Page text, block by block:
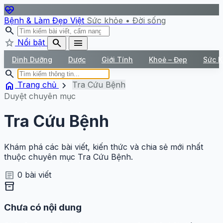
ecg_heart
Bệnh & Làm Đẹp Việt Sức khỏe • Đời sống
search
star Nổi bật search menu
Dinh Dưỡng Dược Giới Tính Khoẻ – Đẹp Sức
search
home Trang chủ chevron_right
Tra Cứu Bệnh
Duyệt chuyên mục
Tra Cứu Bệnh
Khám phá các bài viết, kiến thức và chia sẻ mới nhất
thuộc chuyên mục Tra Cứu Bệnh.
article 0 bài viết
inventory_2
Chưa có nội dung